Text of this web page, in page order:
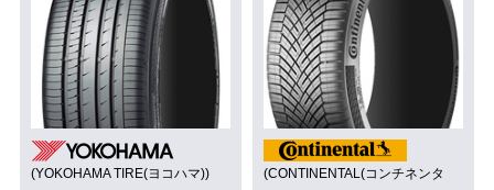
(YOKOHAMA TIRE(ヨコハマ))
(CONTINENTAL(コンチネンタ